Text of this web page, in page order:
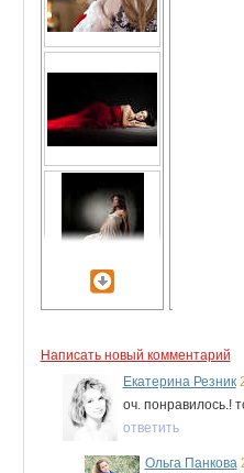
Написать новый комментарий
Екатерина Резник
оч. понравилось.!
ответить
Ольга Панкова